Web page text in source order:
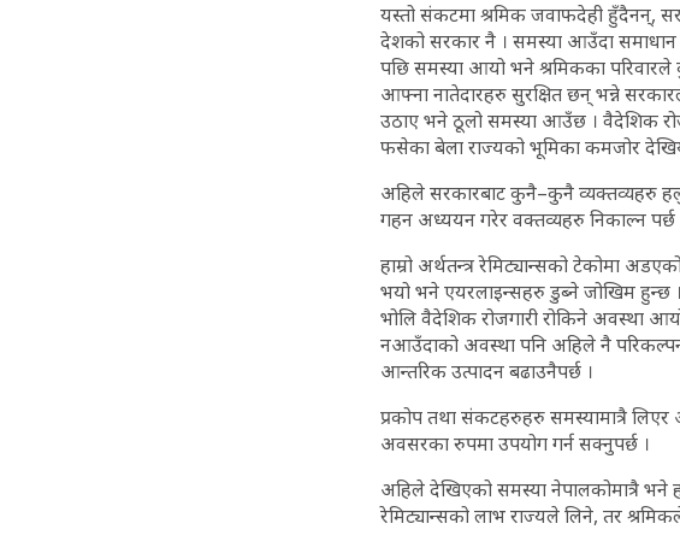
यस्तो संकटमा श्रमिक जवाफदेही हुँदैनन्,
देशको सरकार नै । समस्या आउँदा समाधान
पछि समस्या आयो भने श्रमिकका परिवारले
आफ्ना नातेदारहरु सुरक्षित छन् भन्ने
उठाए भने ठूलो समस्या आउँछ । वैदेशिक
फसेका बेला राज्यको भूमिका कमजोर
अहिले सरकारबाट कुनै–कुनै व्यक्तव्यहरु
गहन अध्ययन गरेर वक्तव्यहरु निकाल्न पर्छ
हाम्रो अर्थतन्त्र रेमिट्यान्सको टेकोमा
भयो भने एयरलाइन्सहरु डुब्ने जोखिम हुन्छ
भोलि वैदेशिक रोजगारी रोकिने अवस्था
नआउँदाको अवस्था पनि अहिले नै परिकल्पना
आन्तरिक उत्पादन बढाउनैपर्छ ।
प्रकोप तथा संकटहरुहरु समस्यामात्रै
अवसरका रुपमा उपयोग गर्न सक्नुपर्छ ।
अहिले देखिएको समस्या नेपालकोमात्रै भने
रेमिट्यान्सको लाभ राज्यले लिने, तर